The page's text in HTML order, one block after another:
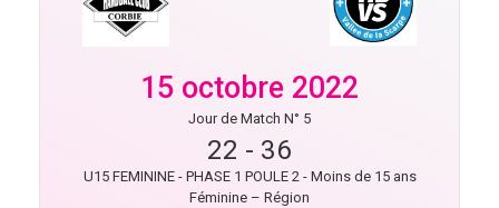
15 octobre 2022
Jour de Match N° 5
22 - 36
U15 FEMININE - PHASE 1 POULE 2 - Moins de 15 ans
Féminine – Région